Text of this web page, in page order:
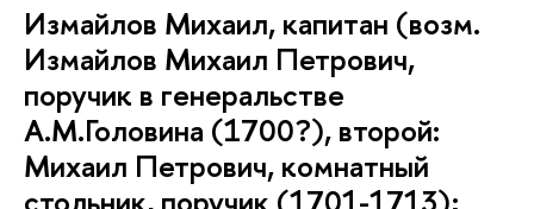
Измайлов Михаил, капитан (возм.
Измайлов Михаил Петрович,
поручик в генеральстве
А.М.Головина (1700?), второй:
Михаил Петрович, комнатный